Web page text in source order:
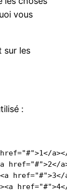
vous
sur les
: